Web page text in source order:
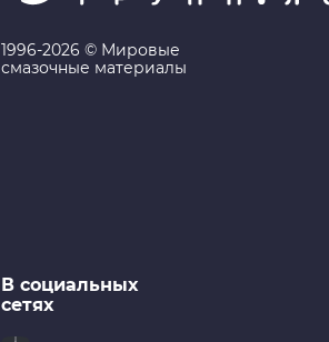
1996-2026 © Мировые
смазочные материалы
В социальных
сетях